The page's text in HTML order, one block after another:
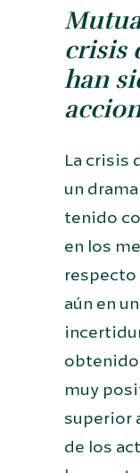
crisis
han
La crisis
un
tenido
en los
respecto
aún en
muy
superior
de los